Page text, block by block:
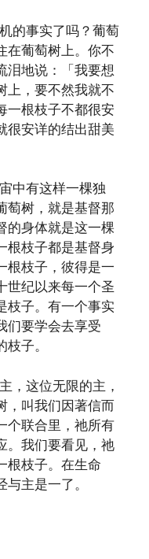
事实了吗？葡萄
在葡萄树上。你不
泪地说：「我要想
上，要不然我就不
一根枝子不都很安
很安详的结出甜美
有这样一棵独
萄树，就是基督那
的身体就是这一棵
根枝子都是基督身
根枝子，彼得是一
世纪以来每一个圣
枝子。有一个事实
们要学会去享受
子。
这位无限的主，
，叫我们因著信而
个联合里，祂所有
。我们要看见，祂
根枝子。在生命
与主是一了。